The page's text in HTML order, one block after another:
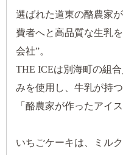
選ばれた道東の酪農家
費者へと高品質な生乳
会社”。
THE ICEは別海町の組
みを使用し、牛乳が持
「酪農家が作ったアイス
いちごケーキは、ミル